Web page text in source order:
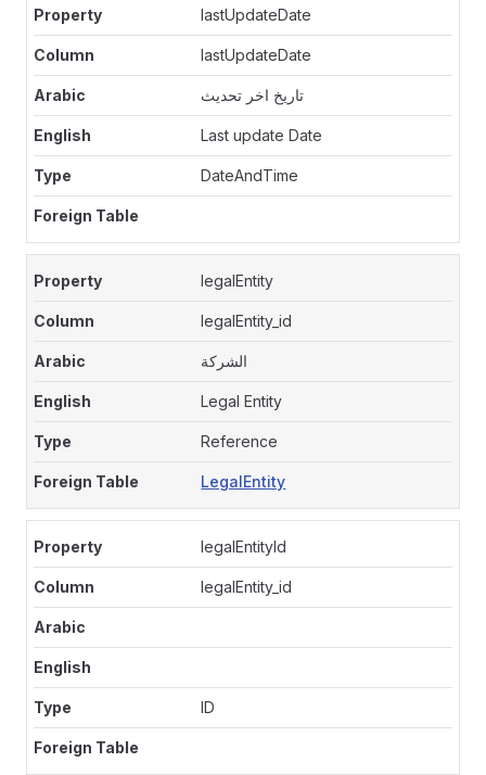
lastUpdateDate
lastUpdateDate
تاريخ اخر تحديث
Last update Date
DateAndTime
legalEntity
legalEntity_id
الشركة
Legal Entity
Reference
LegalEntity
legalEntityId
legalEntity_id
ID